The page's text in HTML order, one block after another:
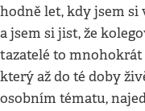
hodně let, kdy jsem
a jsem si jist, že
tazatelé to
který až do té doby
osobním tématu,